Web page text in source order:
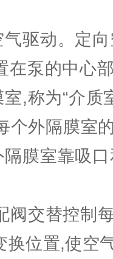
驱动。定
在泵的中心
,称为“介质
个外隔膜室
膜室靠吸
阀交替控制
换位置,使空